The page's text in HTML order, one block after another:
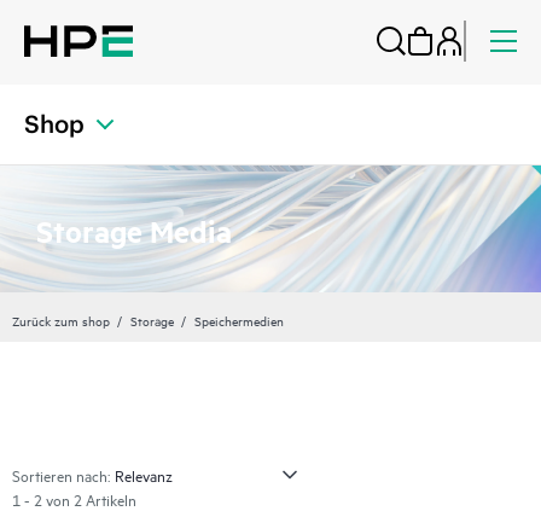
Shop
Storage Media
Zurück zum shop Storage Speichermedien
Sortieren nach:
1 - 2 von 2 Artikeln